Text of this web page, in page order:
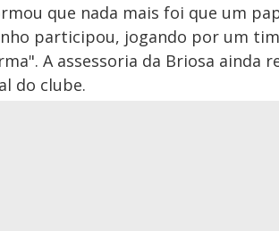
que nada mais foi que um
participou, jogando por um
A assessoria da Briosa ainda
do clube.